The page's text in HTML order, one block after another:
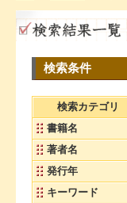
検索条件
検索カテゴリ
書籍名
著者名
発行年
キーワード